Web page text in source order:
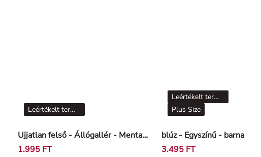
Ujjatlan felső - Állógallér - Mentazöld
Leértékelt termékek
1.995 FT
blúz - Egyszínű - barna
Leértékelt termékek
Plus Size
3.495 FT